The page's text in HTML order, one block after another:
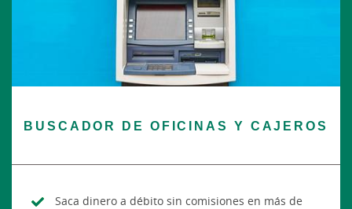
BUSCADOR DE OFICINAS Y CAJEROS
Saca dinero a débito sin comisiones en más de